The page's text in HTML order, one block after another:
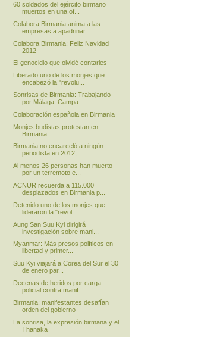
60 soldados del ejército birmano
muertos en una of...
Colabora Birmania anima a las
empresas a apadrinar...
Colabora Birmania: Feliz Navidad
2012
El genocidio que olvidé contarles
Liberado uno de los monjes que
encabezó la "revolu...
Sonrisas de Birmania: Trabajando
por Málaga: Campa...
Colaboración española en Birmania
Monjes budistas protestan en
Birmania
Birmania no encarceló a ningún
periodista en 2012,...
Al menos 26 personas han muerto
por un terremoto e...
ACNUR recuerda a 115.000
desplazados en Birmania p...
Detenido uno de los monjes que
lideraron la "revol...
Aung San Suu Kyi dirigirá
investigación sobre mani...
Myanmar: Más presos políticos en
libertad y primer...
Suu Kyi viajará a Corea del Sur el 30
de enero par...
Decenas de heridos por carga
policial contra manif...
Birmania: manifestantes desafían
orden del gobierno
La sonrisa, la expresión birmana y el
Thanaka